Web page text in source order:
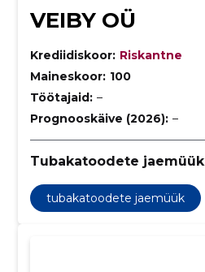
VEIBY OÜ
Krediidiskoor: Riskantne
Maineskoor: 100
Töötajaid: –
Prognooskäive (2026): –
Tubakatoodete jaemüük
tubakatoodete jaemüük